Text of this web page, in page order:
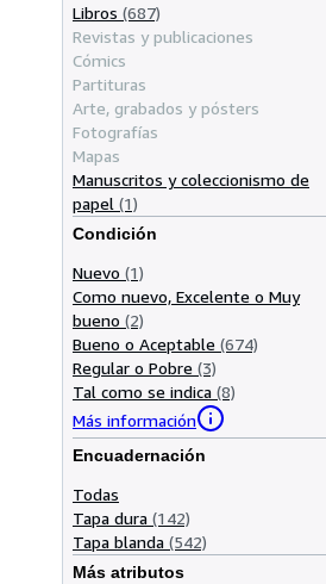
Libros (687)
Revistas y publicaciones
Cómics
Partituras
Arte, grabados y pósters
Fotografías
Mapas
Manuscritos y coleccionismo de
papel (1)
Condición
Nuevo (1)
Como nuevo, Excelente o Muy
bueno (2)
Bueno o Aceptable (674)
Regular o Pobre (3)
Tal como se indica (8)
Más información
Encuadernación
Todas
Tapa dura (142)
Tapa blanda (542)
Más atributos